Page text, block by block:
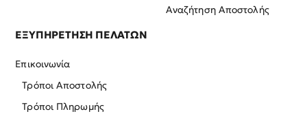
Αναζήτηση Αποστολής
ΕΞΥΠΗΡΕΤΗΣΗ ΠΕΛΑΤΩΝ
Επικοινωνία
Τρόποι Αποστολής
Τρόποι Πληρωμής